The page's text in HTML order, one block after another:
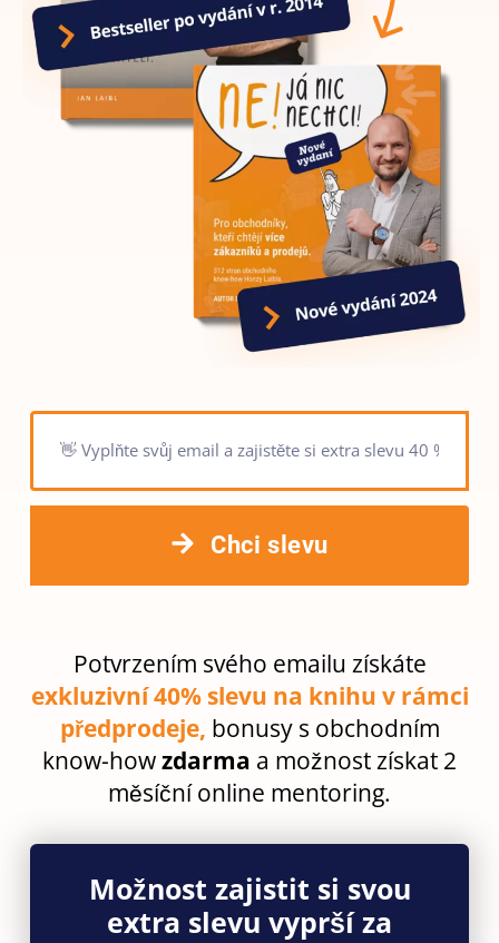
Chci slevu
Potvrzením svého emailu získáte
exkluzivní 40% slevu na knihu v rámci
předprodeje, bonusy s obchodním
know-howzdarma a možnost získat 2
měsíční online mentoring.
Možnost zajistit si svou
extra slevu vyprší za